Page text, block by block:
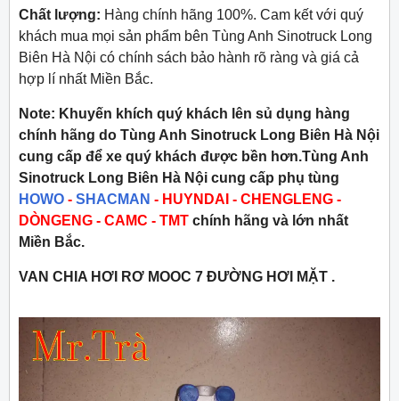
Chất lượng: Hàng chính hãng 100%. Cam kết với quý
khách mua mọi sản phẩm bên Tùng Anh Sinotruck Long
Biên Hà Nội có chính sách bảo hành rõ ràng và giá cả
hợp lí nhất Miền Bắc.
Note: Khuyến khích quý khách lên sủ dụng hàng
chính hãng do Tùng Anh Sinotruck Long Biên Hà Nội
cung cấp để xe quý khách được bền hơn.Tùng Anh
Sinotruck Long Biên Hà Nội cung cấp phụ tùng
HOWO - SHACMAN - HUYNDAI - CHENGLENG -
DÒNGENG - CAMC - TMT chính hãng và lớn nhất
Miền Bắc.
VAN CHIA HƠI RƠ MOOC 7 ĐƯỜNG HƠI MẶT .